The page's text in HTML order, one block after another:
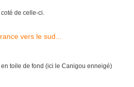
coté de celle-ci.
toile de fond (ici le Canigou enneigé)